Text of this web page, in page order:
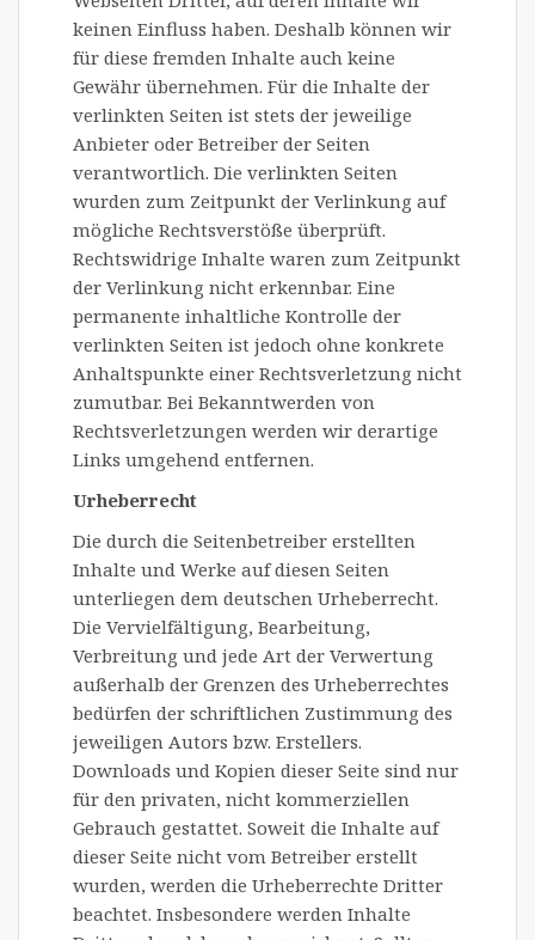
keinen Einfluss haben. Deshalb können wir
für diese fremden Inhalte auch keine
Gewähr übernehmen. Für die Inhalte der
verlinkten Seiten ist stets der jeweilige
Anbieter oder Betreiber der Seiten
verantwortlich. Die verlinkten Seiten
wurden zum Zeitpunkt der Verlinkung auf
mögliche Rechtsverstöße überprüft.
Rechtswidrige Inhalte waren zum Zeitpunkt
der Verlinkung nicht erkennbar. Eine
permanente inhaltliche Kontrolle der
verlinkten Seiten ist jedoch ohne konkrete
Anhaltspunkte einer Rechtsverletzung nicht
zumutbar. Bei Bekanntwerden von
Rechtsverletzungen werden wir derartige
Links umgehend entfernen.
Urheberrecht
Die durch die Seitenbetreiber erstellten
Inhalte und Werke auf diesen Seiten
unterliegen dem deutschen Urheberrecht.
Die Vervielfältigung, Bearbeitung,
Verbreitung und jede Art der Verwertung
außerhalb der Grenzen des Urheberrechtes
bedürfen der schriftlichen Zustimmung des
jeweiligen Autors bzw. Erstellers.
Downloads und Kopien dieser Seite sind nur
für den privaten, nicht kommerziellen
Gebrauch gestattet. Soweit die Inhalte auf
dieser Seite nicht vom Betreiber erstellt
wurden, werden die Urheberrechte Dritter
beachtet. Insbesondere werden Inhalte